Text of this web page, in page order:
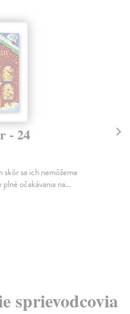
- 24
sa ich nemôžeme
očakávania na...
sprievodcovia